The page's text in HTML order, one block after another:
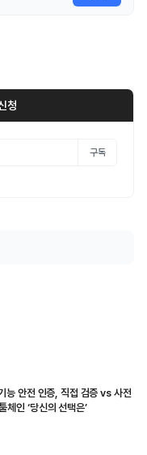
청
구독
능 안전 인증, 직접 검증 vs 사전
체인 ‘당신의 선택은’